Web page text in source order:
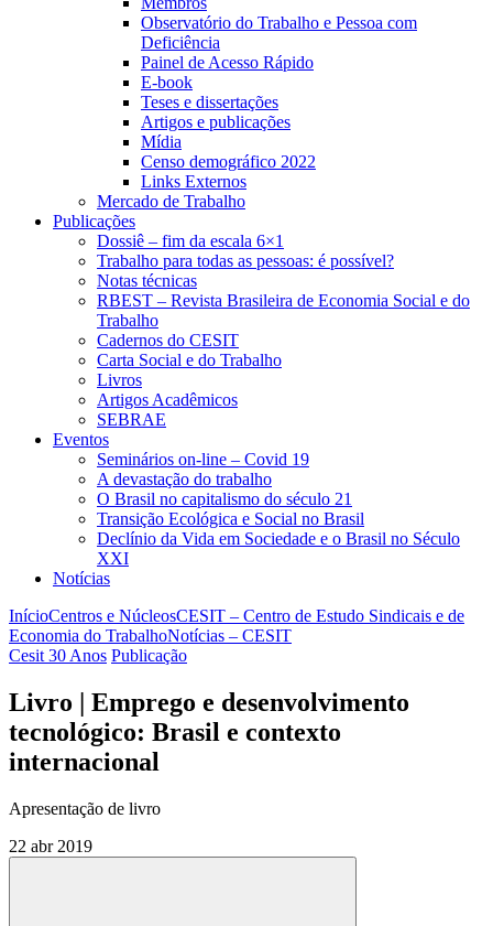
Observatório do Trabalho e Pessoa com
Deficiência
Painel de Acesso Rápido
E-book
Teses e dissertações
Artigos e publicações
Mídia
Censo demográfico 2022
Links Externos
Mercado de Trabalho
Publicações
Dossiê – fim da escala 6×1
Trabalho para todas as pessoas: é possível?
Notas técnicas
RBEST – Revista Brasileira de Economia Social e do
Trabalho
Cadernos do CESIT
Carta Social e do Trabalho
Livros
Artigos Acadêmicos
SEBRAE
Eventos
Seminários on-line – Covid 19
A devastação do trabalho
O Brasil no capitalismo do século 21
Transição Ecológica e Social no Brasil
Declínio da Vida em Sociedade e o Brasil no Século
XXI
Notícias
InícioCentros e NúcleosCESIT – Centro de Estudo Sindicais e de
Economia do TrabalhoNotícias – CESIT
Cesit 30 Anos Publicação
Livro | Emprego e desenvolvimento
tecnológico: Brasil e contexto
internacional
Apresentação de livro
22 abr 2019